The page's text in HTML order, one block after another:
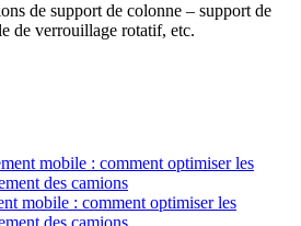
de support de colonne – support de
de verrouillage rotatif, etc.
mobile : comment optimiser les